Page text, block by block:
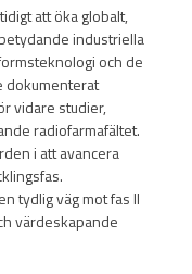
att öka globalt,
industriella
och de
dokumenterat
vidare studier,
radiofarmafältet.
i att avancera
tydlig väg mot fas II
värdeskapande